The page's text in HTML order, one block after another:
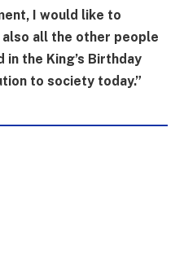
I would like to
all the other people
in the King’s Birthday
to society today.”